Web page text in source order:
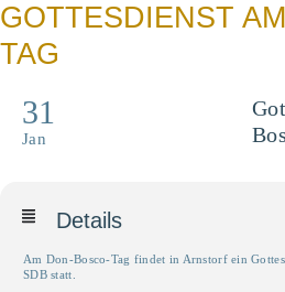
GOTTESDIENST
TAG
31
Jan
Details
Am Don-Bosco-Tag findet in Arnstorf ein
SDB statt.